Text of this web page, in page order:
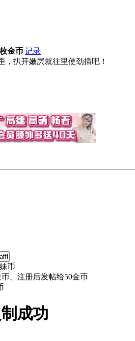
金币 记录
，扒开嫩屄就往里使劲插吧！
币
、注册后发帖给50金币
成功